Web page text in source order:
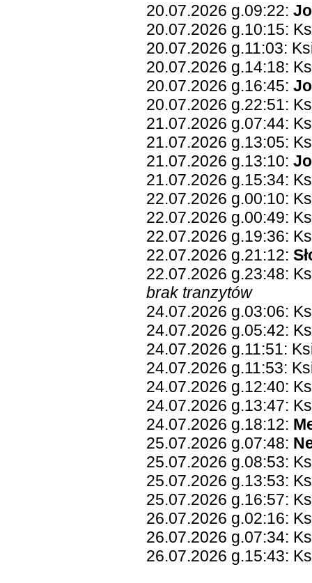
20.07.2026 g.09:22:
20.07.2026 g.10:15:
20.07.2026 g.11:03:
20.07.2026 g.14:18:
20.07.2026 g.16:45:
20.07.2026 g.22:51:
21.07.2026 g.07:44:
21.07.2026 g.13:05:
21.07.2026 g.13:10:
21.07.2026 g.15:34:
22.07.2026 g.00:10:
22.07.2026 g.00:49:
22.07.2026 g.19:36:
22.07.2026 g.21:12:
22.07.2026 g.23:48:
brak tranzytów
24.07.2026 g.03:06:
24.07.2026 g.05:42:
24.07.2026 g.11:51:
24.07.2026 g.11:53:
24.07.2026 g.12:40:
24.07.2026 g.13:47:
24.07.2026 g.18:12:
25.07.2026 g.07:48:
25.07.2026 g.08:53:
25.07.2026 g.13:53:
25.07.2026 g.16:57:
26.07.2026 g.02:16:
26.07.2026 g.07:34:
26.07.2026 g.15:43: